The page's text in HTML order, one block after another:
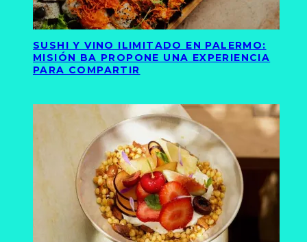
SUSHI Y VINO ILIMITADO EN PALERMO:
MISIÓN BA PROPONE UNA EXPERIENCIA
PARA COMPARTIR